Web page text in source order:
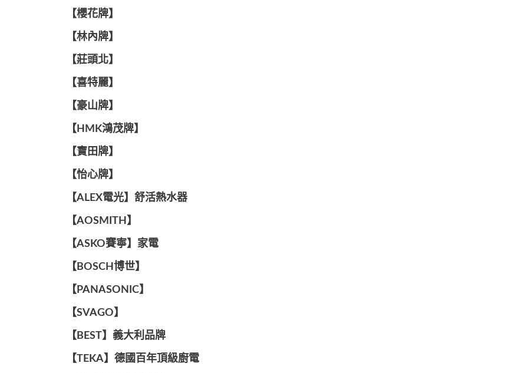
【櫻花牌】
【林內牌】
【莊頭北】
【喜特麗】
【豪山牌】
【HMK鴻茂牌】
【寶田牌】
️【怡心牌】️
️️【ALEX電光】舒活熱水器️️
【AOSMITH】
【ASKO賽寧】家電
【BOSCH博世】
️【PANASONIC】️
️【SVAGO】️
️【BEST】️義大利品牌
️【TEKA】️德國百年頂級廚電